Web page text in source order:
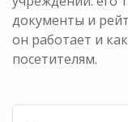
документы и
он работает и
посетителям.